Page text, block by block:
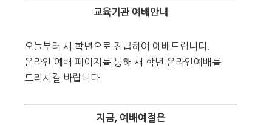
교육기관 예배안내
오늘부터 새 학년으로 진급하여 예배드립니다.
온라인 예배 페이지를 통해 새 학년 온라인예배를
드리시길 바랍니다.
지금, 예배예절은